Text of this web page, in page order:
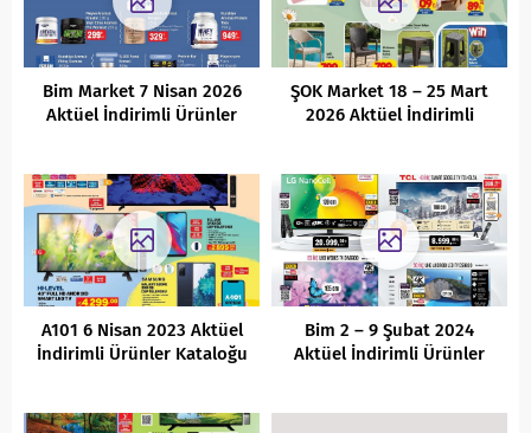
Bim Market 7 Nisan 2026
Aktüel İndirimli Ürünler
ŞOK Market 18 – 25 Mart
2026 Aktüel İndirimli
A101 6 Nisan 2023 Aktüel
İndirimli Ürünler Kataloğu
Bim 2 – 9 Şubat 2024
Aktüel İndirimli Ürünler